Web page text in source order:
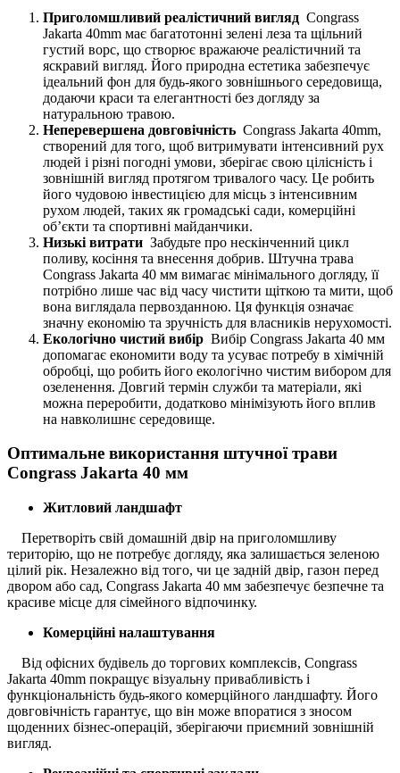
Приголомшливий реалістичний вигляд Congrass
Jakarta 40mm має багатотонні зелені леза та щільний
густий ворс, що створює вражаюче реалістичний та
яскравий вигляд. Його природна естетика забезпечує
ідеальний фон для будь-якого зовнішнього середовища,
додаючи краси та елегантності без догляду за
натуральною травою.
Неперевершена довговічність Congrass Jakarta 40mm,
створений для того, щоб витримувати інтенсивний рух
людей і різні погодні умови, зберігає свою цілісність і
зовнішній вигляд протягом тривалого часу. Це робить
його чудовою інвестицією для місць з інтенсивним
рухом людей, таких як громадські сади, комерційні
об’єкти та спортивні майданчики.
Низькі витрати Забудьте про нескінченний цикл
поливу, косіння та внесення добрив. Штучна трава
Congrass Jakarta 40 мм вимагає мінімального догляду, її
потрібно лише час від часу чистити щіткою та мити, щоб
вона виглядала первозданною. Ця функція означає
значну економію та зручність для власників нерухомості.
Екологічно чистий вибір Вибір Congrass Jakarta 40 мм
допомагає економити воду та усуває потребу в хімічній
обробці, що робить його екологічно чистим вибором для
озеленення. Довгий термін служби та матеріали, які
можна переробити, додатково мінімізують його вплив
на навколишнє середовище.
Оптимальне використання штучної трави
Congrass Jakarta 40 мм
Житловий ландшафт
Перетворіть свій домашній двір на приголомшливу
територію, що не потребує догляду, яка залишається зеленою
цілий рік. Незалежно від того, чи це задній двір, газон перед
двором або сад, Congrass Jakarta 40 мм забезпечує безпечне та
красиве місце для сімейного відпочинку.
Комерційні налаштування
Від офісних будівель до торгових комплексів, Congrass
Jakarta 40mm покращує візуальну привабливість і
функціональність будь-якого комерційного ландшафту. Його
довговічність гарантує, що він може впоратися з зносом
щоденних бізнес-операцій, зберігаючи приємний зовнішній
вигляд.